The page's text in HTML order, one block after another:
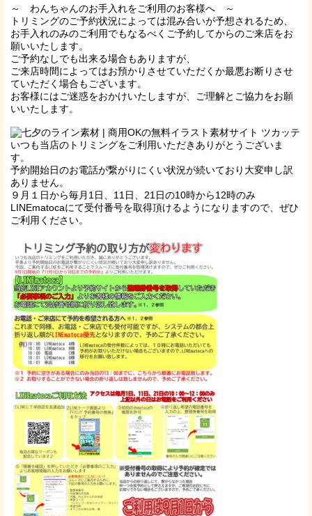
～ わんちゃんのお手入れをご利用のお客様へ ～
トリミングのご予約状況によっては混み合いが予想されるため、
お手入れのみのご利用でもなるべくご予約してからのご来店をお
願いいたします。
ご予約なしでも出来る場合もありますが、
ご来店時間によってはお預かりさせていただくか最悪お断りさせ
ていただく場合もございます。
お客様にはご迷惑をおかけいたしますが、ご理解とご協力をお願
いいたします。
いつも当店のトリミングをご利用いただきありがとうございま
す。
予約開始日のお電話が繋がりにくい状況が続いており大変申し訳
ありません。
９月１日から毎月1日、11日、21日の10時から12時のみ
LINEmatocaにて受付番号を取得頂けるようになりますので、ぜひ
ご利用ください。